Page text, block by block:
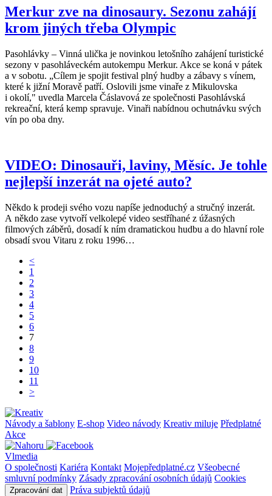
Merkur zve na dinosaury. Sezonu zahájí
krom jiných třeba Olympic
Pasohlávky – Vinná ulička je novinkou letošního zahájení turistické
sezony v pasohláveckém autokempu Merkur. Akce se koná v pátek
a v sobotu. „Cílem je spojit festival plný hudby a zábavy s vínem,
které k jižní Moravě patří. Oslovili jsme vinaře z Mikulovska
i okolí," uvedla Marcela Čáslavová ze společnosti Pasohlávská
rekreační, která kemp spravuje. Vinaři nabídnou ochutnávku svých
vín po oba dny.
VIDEO: Dinosauři, laviny, Měsíc. Je tohle
nejlepší inzerát na ojeté auto?
Někdo k prodeji svého vozu napíše jednoduchý a stručný inzerát.
A někdo zase vytvoří velkolepé video sestříhané z úžasných
filmových záběrů, dosadí k ním dramatickou hudbu a do hlavní role
obsadí svou Vitaru z roku 1996…
<
1
2
3
4
5
6
7
8
9
10
11
>
Návody a šablony E-shop Video návody Kreativ miluje Předplatné
Akce
Vlmedia
O společnosti Kariéra Kontakt Mojepředplatné.cz Všeobecné
smluvní podmínky Zásady zpracování osobních údajů Cookies
Zpracování dat Práva subjektů údajů